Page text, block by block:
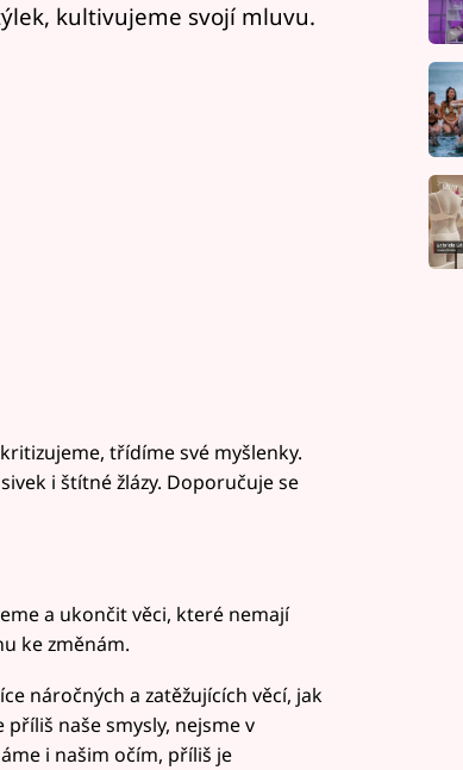
kultivujeme svojí mluvu.
třídíme své myšlenky.
i štítné žlázy. Doporučuje se
a ukončit věci, které nemají
ke změnám.
náročných a zatěžujících věcí, jak
naše smysly, nejsme v
i našim očím, příliš je